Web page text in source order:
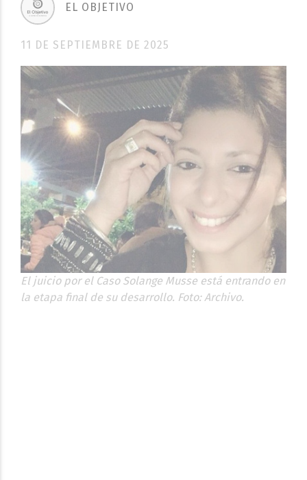
11 DE SEPTIEMBRE DE 2025
EL OBJETIVO
El juicio por el Caso Solange Musse está entrando en
la etapa final de su desarrollo. Foto: Archivo.